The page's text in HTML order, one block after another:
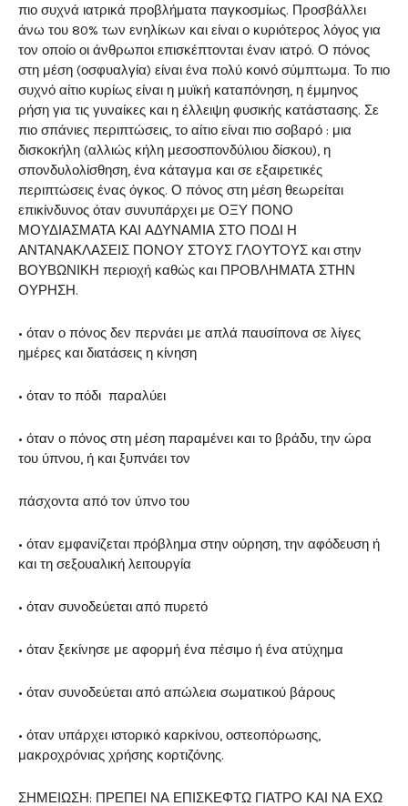
πιο συχνά ιατρικά προβλήματα παγκοσμίως. Προσβάλλει
άνω του 80% των ενηλίκων και είναι ο κυριότερος λόγος για
τον οποίο οι άνθρωποι επισκέπτονται έναν ιατρό. Ο πόνος
στη μέση (οσφυαλγία) είναι ένα πολύ κοινό σύμπτωμα. Το πιο
συχνό αίτιο κυρίως είναι η μυϊκή καταπόνηση, η έμμηνος
ρήση για τις γυναίκες και η έλλειψη φυσικής κατάστασης. Σε
πιο σπάνιες περιπτώσεις, το αίτιο είναι πιο σοβαρό : μια
δισκοκήλη (αλλιώς κήλη μεσοσπονδύλιου δίσκου), η
σπονδυλολίσθηση, ένα κάταγμα και σε εξαιρετικές
περιπτώσεις ένας όγκος. Ο πόνος στη μέση θεωρείται
επικίνδυνος όταν συνυπάρχει με ΟΞΥ ΠΟΝΟ
ΜΟΥΔΙΑΣΜΑΤΑ ΚΑΙ ΑΔΥΝΑΜΙΑ ΣΤΟ ΠΟΔΙ Η
ΑΝΤΑΝΑΚΛΑΣΕΙΣ ΠΟΝΟΥ ΣΤΟΥΣ ΓΛΟΥΤΟΥΣ και στην
ΒΟΥΒΩΝΙΚΗ περιοχή καθώς και ΠΡΟΒΛΗΜΑΤΑ ΣΤΗΝ
ΟΥΡΗΣΗ.
• όταν ο πόνος δεν περνάει με απλά παυσίπονα σε λίγες
ημέρες και διατάσεις η κίνηση
• όταν το πόδι παραλύει
• όταν ο πόνος στη μέση παραμένει και το βράδυ, την ώρα
του ύπνου, ή και ξυπνάει τον
πάσχοντα από τον ύπνο του
• όταν εμφανίζεται πρόβλημα στην ούρηση, την αφόδευση ή
και τη σεξουαλική λειτουργία
• όταν συνοδεύεται από πυρετό
• όταν ξεκίνησε με αφορμή ένα πέσιμο ή ένα ατύχημα
• όταν συνοδεύεται από απώλεια σωματικού βάρους
• όταν υπάρχει ιστορικό καρκίνου, οστεοπόρωσης,
μακροχρόνιας χρήσης κορτιζόνης.
ΣΗΜΕΙΩΣΗ: ΠΡΕΠΕΙ ΝΑ ΕΠΙΣΚΕΦΤΩ ΓΙΑΤΡΟ ΚΑΙ ΝΑ ΕΧΩ